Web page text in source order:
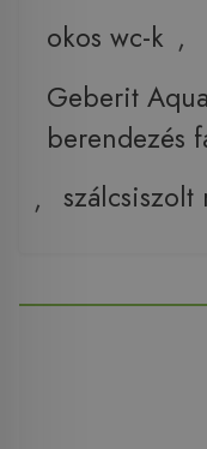
okos wc-k ,
Geberit
berendezés
, szálcsiszolt